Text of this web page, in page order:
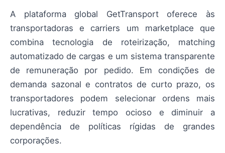
A plataforma global GetTransport oferece às
transportadoras e carriers um marketplace que
combina tecnologia de roteirização, matching
automatizado de cargas e um sistema transparente
de remuneração por pedido. Em condições de
demanda sazonal e contratos de curto prazo, os
transportadores podem selecionar ordens mais
lucrativas, reduzir tempo ocioso e diminuir a
dependência de políticas rígidas de grandes
corporações.